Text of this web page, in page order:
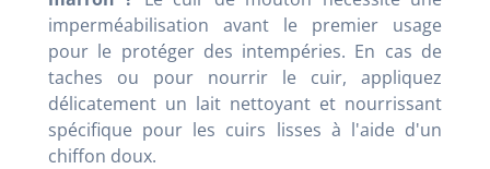
imperméabilisation avant le premier usage
pour le protéger des intempéries. En cas de
taches ou pour nourrir le cuir, appliquez
délicatement un lait nettoyant et nourrissant
spécifique pour les cuirs lisses à l'aide d'un
chiffon doux.